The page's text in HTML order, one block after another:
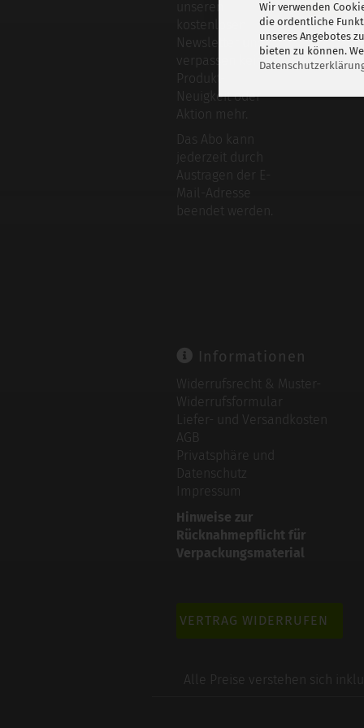
Wir verwenden
die ordentliche
unseres Angebotes
bieten zu können.
unseren
kostenlosen
Newsletter und
verpassen keine
Produkt-
Neuigkeit oder
Aktion mehr.
Das Abo kann
jederzeit durch
Austragen der E-
Mail-Adresse
beendet werden.
Informationen
Widerrufsrecht & Muster-
Widerrufsformular
Liefer- und Versandkosten
AGB
Privatsphäre und
Datenschutz
Impressum
Hinweise zur
Rücknahmepflicht für
Verpackungsmaterial
VERTRAG WIDERRUFEN
Alle Preise verstehen sich